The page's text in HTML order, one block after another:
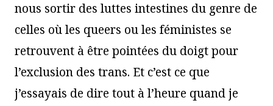
nous sortir des luttes intestines du genre de
celles où les queers ou les féministes se
retrouvent à être pointées du doigt pour
l’exclusion des trans. Et c’est ce que
j’essayais de dire tout à l’heure quand je